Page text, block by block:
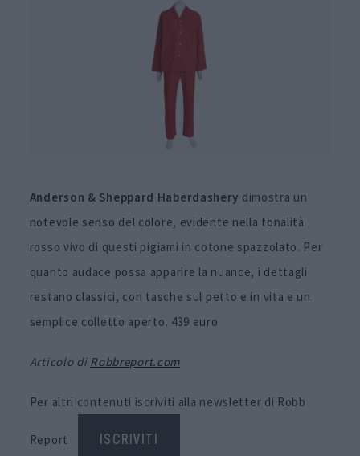
Anderson & Sheppard Haberdashery dimostra un
notevole senso del colore, evidente nella tonalità
rosso vivo di questi pigiami in cotone spazzolato. Per
quanto audace possa apparire la nuance, i dettagli
restano classici, con tasche sul petto e in vita e un
semplice colletto aperto. 439 euro
Articolo di Robbreport.com
Per altri contenuti iscriviti alla newsletter di Robb
Report ISCRIVITI